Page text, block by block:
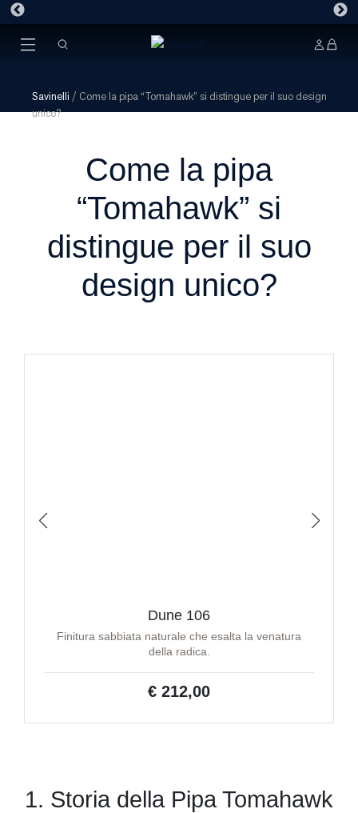
Savinelli / Come la pipa “Tomahawk” si distingue per il suo design
unico?
Come la pipa
“Tomahawk” si
distingue per il suo
design unico?
Dune 106
Finitura sabbiata naturale che esalta la venatura
della radica.
€ 212,00
1. Storia della Pipa Tomahawk